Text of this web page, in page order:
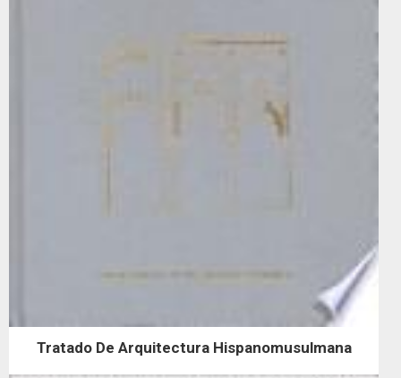
Tratado De Arquitectura Hispanomusulmana